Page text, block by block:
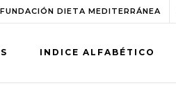
FUNDACIÓN DIETA MEDITERRÁNEA
INDICE ALFABÉTICO